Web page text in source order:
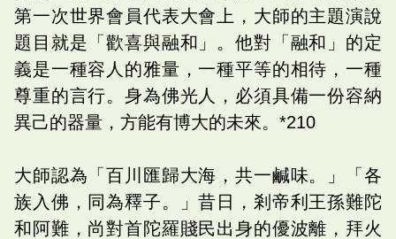
第一次世界會員代表大會上，大師的主題演說
題目就是「歡喜與融和」。他對「融和」的定
義是一種容人的雅量，一種平等的相待，一種
尊重的言行。身為佛光人，必須具備一份容納
異己的器量，方能有博大的未來。*210
大師認為「百川匯歸大海，共一鹹味。」「各
族入佛，同為釋子。」昔日，剎帝利王孫難陀
和阿難，尚對首陀羅賤民出身的優波離，拜火